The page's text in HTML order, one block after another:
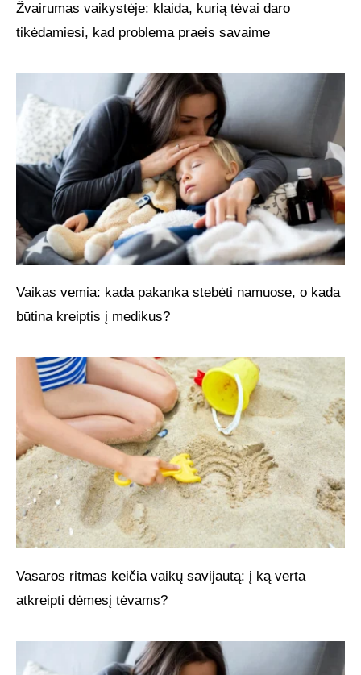
Žvairumas vaikystėje: klaida, kurią tėvai daro
tikėdamiesi, kad problema praeis savaime
Vaikas vemia: kada pakanka stebėti namuose, o kada
būtina kreiptis į medikus?
Vasaros ritmas keičia vaikų savijautą: į ką verta
atkreipti dėmesį tėvams?